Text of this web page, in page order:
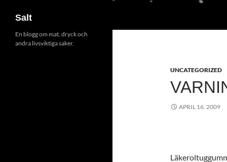
Salt
UNCATEGORIZED
APRIL 16, 2009
En blogg om mat, dryck och
andra livsviktiga saker.